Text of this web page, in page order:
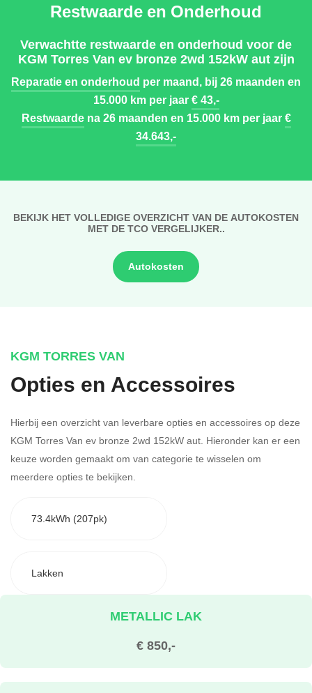
Restwaarde en Onderhoud
Verwachtte restwaarde en onderhoud voor de
KGM Torres Van ev bronze 2wd 152kW aut zijn
Reparatie en onderhoud per maand, bij 26 maanden en
15.000 km per jaar€ 43,-
Restwaardena 26 maanden en 15.000 km per jaar€
34.643,-
BEKIJK HET VOLLEDIGE OVERZICHT VAN DE AUTOKOSTEN
MET DE TCO VERGELIJKER..
Autokosten
KGM TORRES VAN
Opties en Accessoires
Hierbij een overzicht van leverbare opties en accessoires op deze
KGM Torres Van ev bronze 2wd 152kW aut. Hieronder kan er een
keuze worden gemaakt om van categorie te wisselen om
meerdere opties te bekijken.
73.4kWh (207pk)
Lakken
€ 850,-
METALLIC LAK